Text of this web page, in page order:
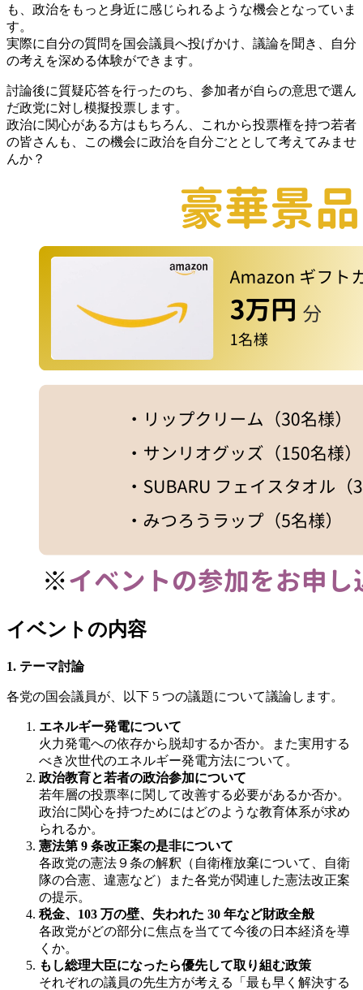
も、政治をもっと身近に感じられるような機会となっていま
す。
実際に自分の質問を国会議員へ投げかけ、議論を聞き、自分
の考えを深める体験ができます。
討論後に質疑応答を行ったのち、参加者が自らの意思で選ん
だ政党に対し模擬投票します。
政治に関心がある方はもちろん、これから投票権を持つ若者
の皆さんも、この機会に政治を自分ごととして考えてみませ
んか？
イベントの内容
1. テーマ討論
各党の国会議員が、以下 5 つの議題について議論します。
エネルギー発電について
⽕⼒発電への依存から脱却するか否か。また実⽤する
べき次世代のエネルギー発電⽅法について。
政治教育と若者の政治参加について
若年層の投票率に関して改善する必要があるか否か。
政治に関⼼を持つためにはどのような教育体系が求め
られるか。
憲法第 9 条改正案の是⾮について
各政党の憲法９条の解釈（⾃衛権放棄について、⾃衛
隊の合憲、違憲など）また各党が関連した憲法改正案
の提⽰。
税⾦、103 万の壁、失われた 30 年など財政全般
各政党がどの部分に焦点を当てて今後の⽇本経済を導
くか。
もし総理⼤⾂になったら優先して取り組む政策
それぞれの議員の先⽣⽅が考える「最も早く解決する